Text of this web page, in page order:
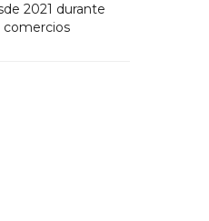
2021 durante
comercios